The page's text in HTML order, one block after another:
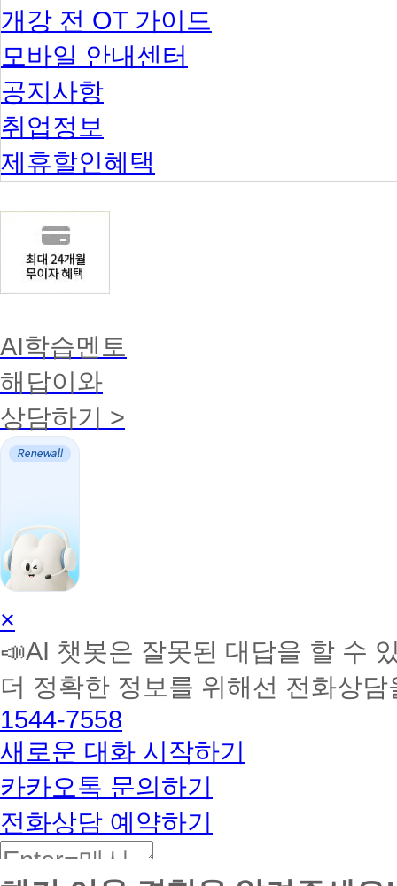
개강 전 OT 가이드
모바일 안내센터
공지사항
취업정보
제휴할인혜택
AI학습멘토
해답이와
상담하기 >
AI
학
습
토
커
BETA
×
📣AI 챗봇은 잘못된 대답을 할 수
더 정확한 정보를 위해선 전화상
1544-7558
새로운 대화 시작하기
카카오톡 문의하기
전화상담 예약하기